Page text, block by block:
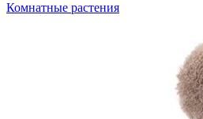
Комнатные растения